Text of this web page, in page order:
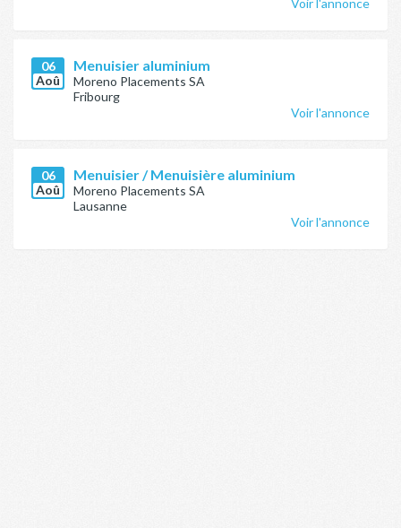
Voir l'annonce
06
Aoû
Menuisier aluminium
Moreno Placements SA
Fribourg
Voir l'annonce
06
Aoû
Menuisier / Menuisière aluminium
Moreno Placements SA
Lausanne
Voir l'annonce